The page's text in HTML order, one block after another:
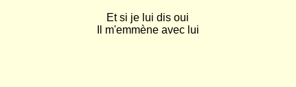
Et si je lui dis oui
Il m'emmène avec lui